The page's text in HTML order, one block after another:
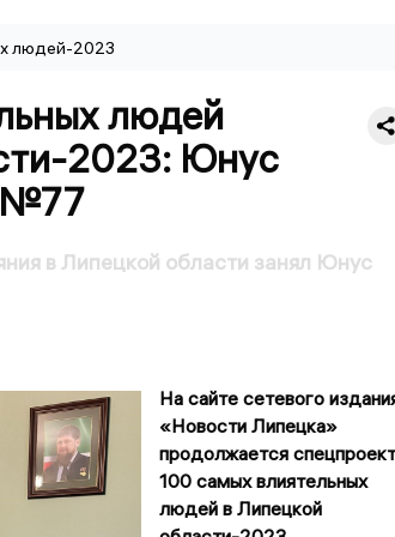
людей-2023
людей
2023: Юнус
№77
в Липецкой области занял Юнус
На сайте сетевого
«Новости Липецка»
продолжается спецпроект
100 самых влиятельных
людей в Липецкой